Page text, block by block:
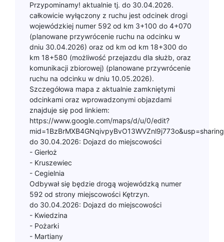
Przypominamy! aktualnie tj. do 30.04.2026.
całkowicie wyłączony z ruchu jest odcinek drogi
wojewódzkiej numer 592 od km 3+100 do 4+070
(planowane przywrócenie ruchu na odcinku w
dniu 30.04.2026) oraz od km od km 18+300 do
km 18+580 (możliwość przejazdu dla służb, oraz
komunikacji zbiorowej) (planowane przywrócenie
ruchu na odcinku w dniu 10.05.2026).
Szczegółowa mapa z aktualnie zamkniętymi
odcinkami oraz wprowadzonymi objazdami
znajduje się pod linkiem:
https://www.google.com/maps/d/u/0/edit?
mid=1BzBrMXB4GNqivpyBvO13WVZnl9j773o&usp=sharing
do 30.04.2026: Dojazd do miejscowości
- Gierłoż
- Kruszewiec
- Cegielnia
Odbywał się będzie drogą wojewódzką numer
592 od strony miejscowości Kętrzyn.
do 30.04.2026: Dojazd do miejscowości
- Kwiedzina
- Pożarki
- Martiany